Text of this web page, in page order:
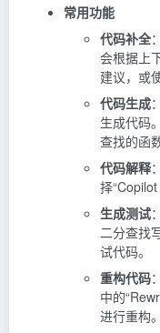
常用功能
代码补全
会根据上
建议，或
代码生成
生成代码
查找的函
代码解释
择
生成测试
二分查找
试代码。
重构代码
中的
进行重构。